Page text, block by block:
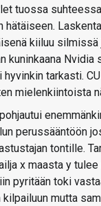
tuossa
hätäiseen.
kiiluu silmissä
kuninkaana Nvidia
tarkasti.
mielenkiintoista
perussääntöön
tontille.
x maasta y tulee
pyritään toki
mutta